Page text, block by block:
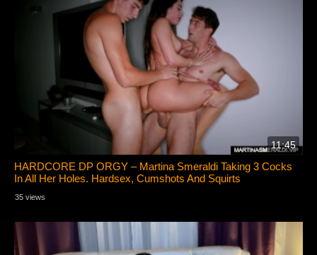
11:45
HARDCORE DP ORGY – Martina Smeraldi Taking 3 Cocks
In All Her Holes. Hardsex, Cumshots And Squirts
35 views